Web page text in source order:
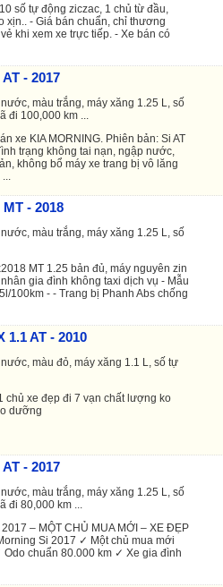
số tự động ziczac, 1 chủ từ đầu,
xịn.. - Giá bán chuẩn, chỉ thương
khi xem xe trực tiếp. - Xe bán có
- 2017
màu trắng, máy xăng 1.25 L, số
đi 100,000 km ...
xe KIA MORNING. Phiên bản: Si AT
trạng không tai nạn, ngập nước,
không bổ máy xe trang bị vô lăng
- 2018
màu trắng, máy xăng 1.25 L, số
MT 1.25 bản đủ, máy nguyên zin
gia đình không taxi dịch vụ - Mẫu
100km - - Trang bị Phanh Abs chống
1.1 AT - 2010
màu đỏ, máy xăng 1.1 L, số tự
chủ xe đẹp đi 7 vạn chất lượng ko
dưỡng
- 2017
màu trắng, máy xăng 1.25 L, số
đi 80,000 km ...
2017 – MỘT CHỦ MUA MỚI – XE ĐẸP
Si 2017 ✓ Một chủ mua mới
chuẩn 80.000 km ✓ Xe gia đình